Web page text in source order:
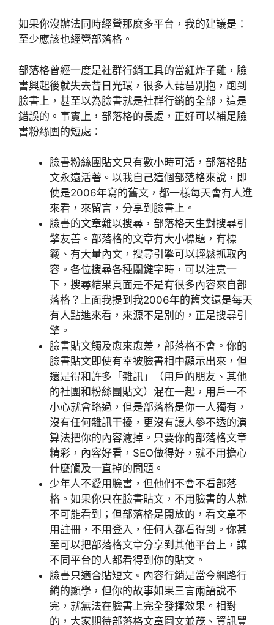
如果你沒辦法同時經營那麼多平台，我的建議是：
至少應該也經營部落格。
部落格曾經一度是社群行銷工具的當紅炸子雞，臉
書興起後就失去昔日光環，很多人琵琶別抱，跑到
臉書上，甚至以為臉書就是社群行銷的全部，這是
錯誤的。事實上，部落格的長處，正好可以補足臉
書粉絲團的短處：
臉書粉絲團貼文只有數小時可活，部落格貼
文永遠活著。以我自己這個部落格來說，即
使是2006年寫的舊文，都一樣每天會有人進
來看，來留言，分享到臉書上。
臉書的文章難以搜尋，部落格天生對搜尋引
擎友善。部落格的文章有大小標題，有標
籤、有大量內文，搜尋引擎可以輕鬆抓取內
容。各位搜尋各種關鍵字時，可以注意一
下，搜尋結果頁面是不是有很多內容來自部
落格？上面我提到我2006年的舊文還是每天
有人點進來看，來源不是別的，正是搜尋引
擎。
臉書貼文觸及愈來愈差，部落格不會。你的
臉書貼文即使有幸被臉書相中顯示出來，但
還是得和許多「雜訊」（用戶的朋友、其他
的社團和粉絲團貼文）混在一起，用戶一不
小心就會略過，但是部落格是你一人獨有，
沒有任何雜訊干擾，更沒有讓人參不透的演
算法把你的內容濾掉。只要你的部落格文章
精彩，內容好看，SEO做得好，就不用擔心
什麼觸及一直掉的問題。
少年人不愛用臉書，但他們不會不看部落
格。如果你只在臉書貼文，不用臉書的人就
不可能看到；但部落格是開放的，看文章不
用註冊，不用登入，任何人都看得到。你甚
至可以把部落格文章分享到其他平台上，讓
不同平台的人都看得到你的貼文。
臉書只適合貼短文。內容行銷是當今網路行
銷的顯學，但你的故事如果三言兩語說不
完，就無法在臉書上完全發揮效果。相對
的，大家期待部落格文章圖文並茂、資訊豐